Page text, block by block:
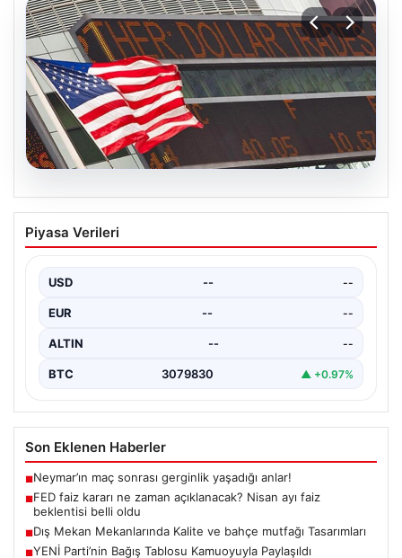
04.08.2026
FED faiz kararı ne zaman açıklanacak?
Nisan ayı faiz beklentisi belli oldu
Piyasa Verileri
USD -- --
EUR -- --
ALTIN -- --
BTC 3079830 ▲ +0.97%
Son Eklenen Haberler
■Neymar’ın maç sonrası gerginlik yaşadığı anlar!
■FED faiz kararı ne zaman açıklanacak? Nisan ayı faiz
beklentisi belli oldu
■Dış Mekan Mekanlarında Kalite ve bahçe mutfağı Tasarımları
■YENİ Parti’nin Bağış Tablosu Kamuoyuyla Paylaşıldı